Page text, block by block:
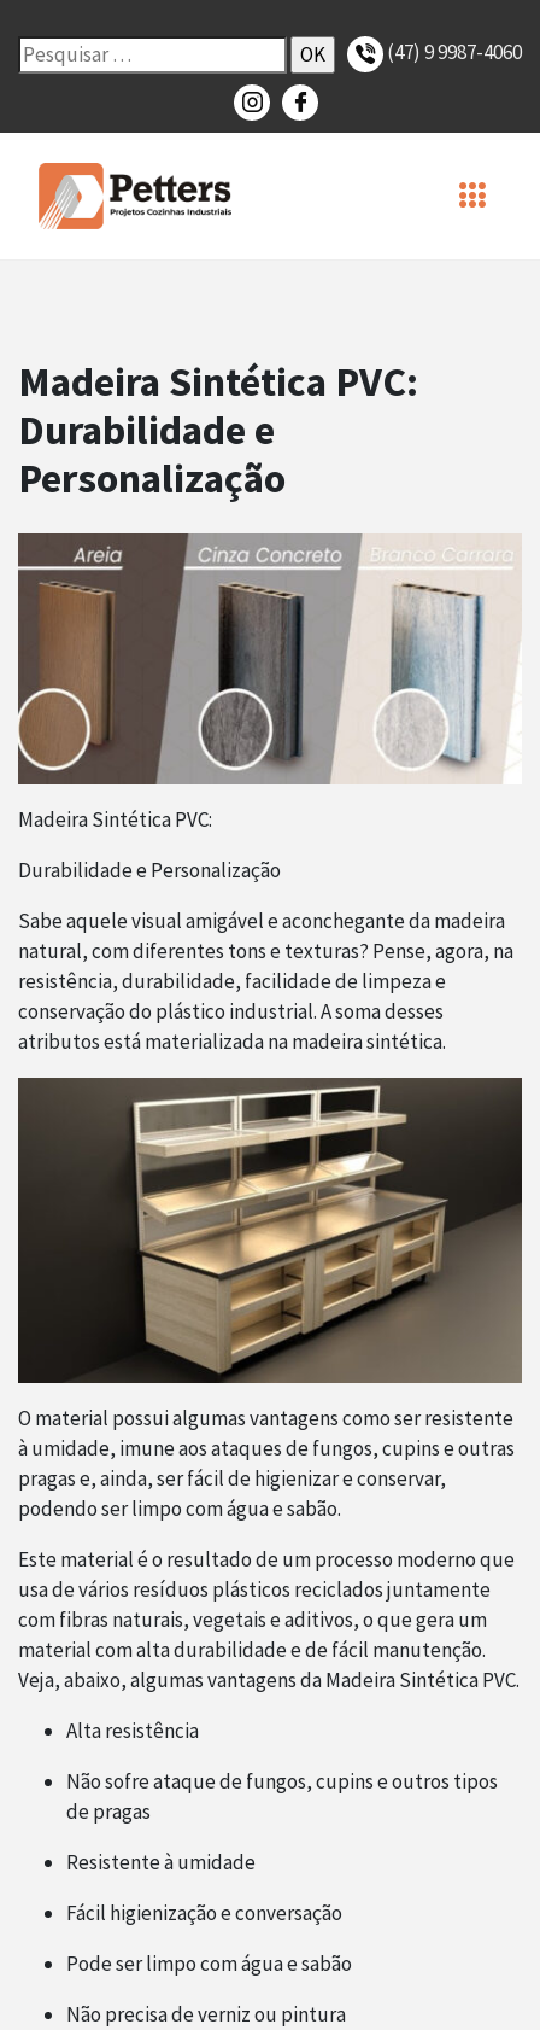
(47) 9 9987-4060
Madeira Sintética PVC:
Durabilidade e
Personalização
Madeira Sintética PVC:
Durabilidade e Personalização
Sabe aquele visual amigável e aconchegante da madeira
natural, com diferentes tons e texturas? Pense, agora, na
resistência, durabilidade, facilidade de limpeza e
conservação do plástico industrial. A soma desses
atributos está materializada na madeira sintética.
O material possui algumas vantagens como ser resistente
à umidade, imune aos ataques de fungos, cupins e outras
pragas e, ainda, ser fácil de higienizar e conservar,
podendo ser limpo com água e sabão.
Este material é o resultado de um processo moderno que
usa de vários resíduos plásticos reciclados juntamente
com fibras naturais, vegetais e aditivos, o que gera um
material com alta durabilidade e de fácil manutenção.
Veja, abaixo, algumas vantagens da Madeira Sintética PVC.
Alta resistência
Não sofre ataque de fungos, cupins e outros tipos
de pragas
Resistente à umidade
Fácil higienização e conversação
Pode ser limpo com água e sabão
Não precisa de verniz ou pintura